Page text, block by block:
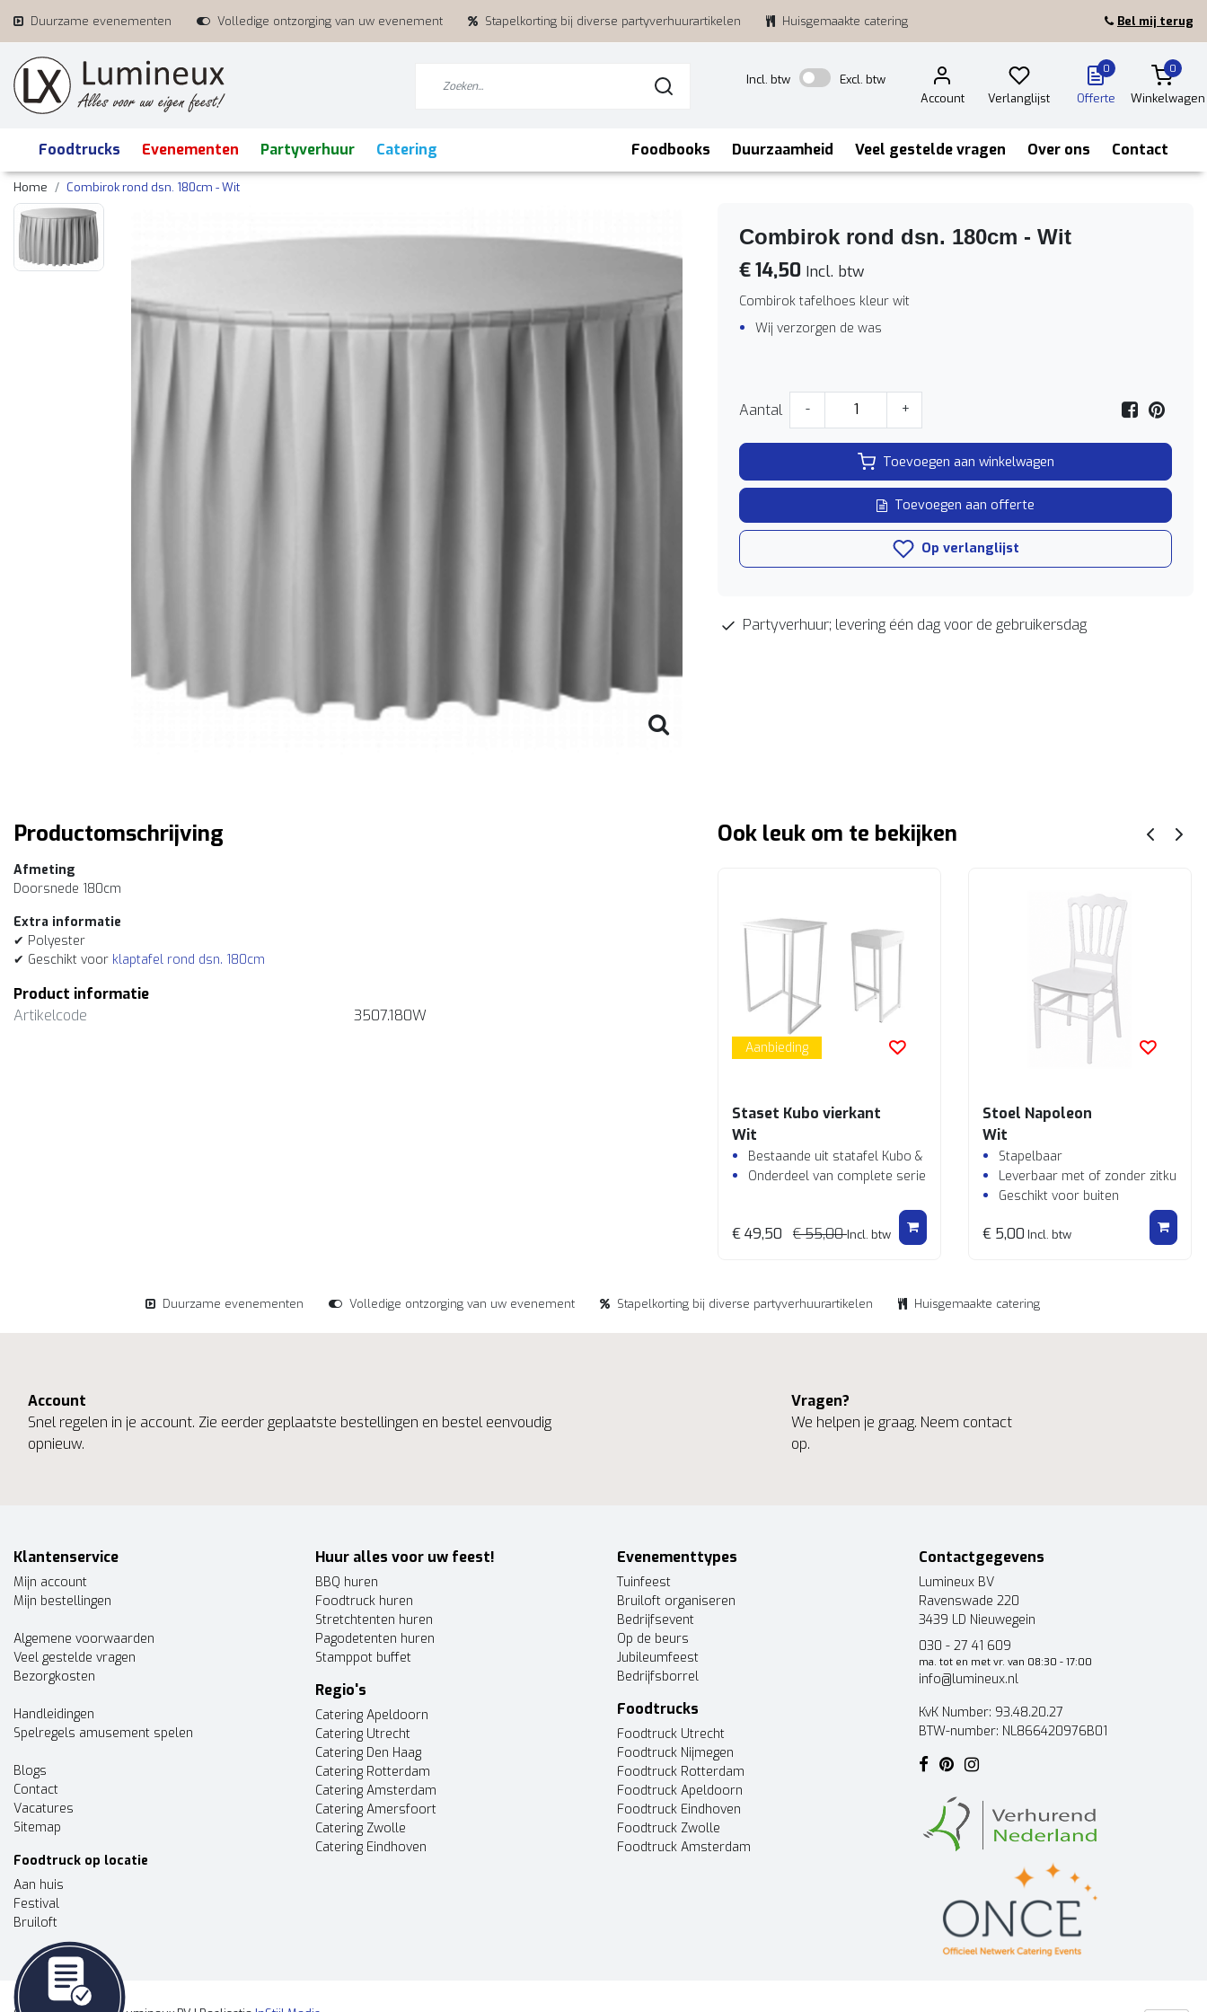
Duurzame evenementen Volledige ontzorging van uw evenement Stapelkorting bij diverse partyverhuurartikelen Huisgemaakte catering Bel mij terug
Incl. btw
Excl. btw
Account
Verlanglijst
0
Offerte
0
Winkelwagen
Foodtrucks Evenementen Partyverhuur Catering Foodbooks Duurzaamheid Veel gestelde vragen Over ons Contact
Home Combirok rond dsn. 180cm - Wit
Combirok rond dsn. 180cm - Wit
€ 14,50 Incl. btw
Combirok tafelhoes kleur wit
Wij verzorgen de was
Aantal - +
Toevoegen aan winkelwagen
Toevoegen aan offerte
Op verlanglijst
Partyverhuur; levering één dag voor de gebruikersdag
Productomschrijving
Afmeting
Doorsnede 180cm
Extra informatie
✔ Polyester
✔ Geschikt voor klaptafel rond dsn. 180cm
Product informatie
Artikelcode
3507.180W
Ook leuk om te bekijken
Aanbieding
Staset Kubo vierkant
Wit
Bestaande uit statafel Kubo & 4 barkrukken Kubo
Onderdeel van complete serie Kubo
€ 49,50 € 55,00Incl. btw
Stoel Napoleon
Wit
Stapelbaar
Leverbaar met of zonder
Geschikt voor buiten
€ 5,00 Incl. btw
Duurzame evenementen Volledige ontzorging van uw evenement Stapelkorting bij diverse partyverhuurartikelen Huisgemaakte catering
Account
Snel regelen in je account. Zie eerder geplaatste bestellingen en bestel eenvoudig
opnieuw.
Vragen?
We helpen je graag. Neem contact
op.
Klantenservice
Mijn account
Mijn bestellingen
Algemene voorwaarden
Veel gestelde vragen
Bezorgkosten
Handleidingen
Spelregels amusement spelen
Blogs
Contact
Vacatures
Sitemap
Foodtruck op locatie
Aan huis
Festival
Bruiloft
Huur alles voor uw feest!
BBQ huren
Foodtruck huren
Stretchtenten huren
Pagodetenten huren
Stamppot buffet
Regio's
Catering Apeldoorn
Catering Utrecht
Catering Den Haag
Catering Rotterdam
Catering Amsterdam
Catering Amersfoort
Catering Zwolle
Catering Eindhoven
Evenementtypes
Tuinfeest
Bruiloft organiseren
Bedrijfsevent
Op de beurs
Jubileumfeest
Bedrijfsborrel
Foodtrucks
Foodtruck Utrecht
Foodtruck Nijmegen
Foodtruck Rotterdam
Foodtruck Apeldoorn
Foodtruck Eindhoven
Foodtruck Zwolle
Foodtruck Amsterdam
Contactgegevens
Lumineux BV
Ravenswade 220
3439 LD Nieuwegein
030 - 27 41 609
ma. tot en met vr. van 08:30 - 17:00
info@lumineux.nl
KvK Number: 93.48.20.27
BTW-number: NL866420976B01